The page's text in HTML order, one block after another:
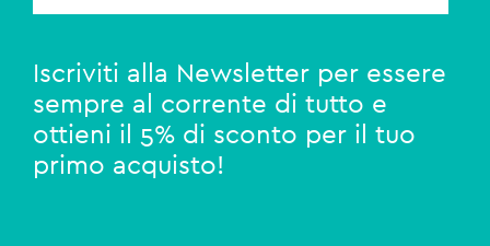
Iscriviti alla Newsletter per essere
sempre al corrente di tutto e
ottieni il 5% di sconto per il tuo
primo acquisto!